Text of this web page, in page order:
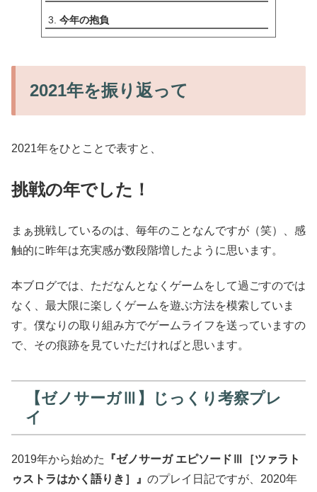
今年の抱負
2021年を振り返って
2021年をひとことで表すと、
挑戦の年でした！
まぁ挑戦しているのは、毎年のことなんですが（笑）、感
触的に昨年は充実感が数段階増したように思います。
本ブログでは、ただなんとなくゲームをして過ごすのでは
なく、最大限に楽しくゲームを遊ぶ方法を模索していま
す。僕なりの取り組み方でゲームライフを送っていますの
で、その痕跡を見ていただければと思います。
【ゼノサーガⅢ】じっくり考察プレ
イ
2019年から始めた
『ゼノサーガ エピソードⅢ［ツァラト
ゥストラはかく語りき］』 のプレイ日記ですが、2020年